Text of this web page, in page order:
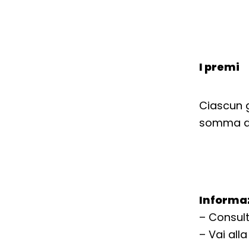
I premi
Ciascun
somma
–
– Vai alla